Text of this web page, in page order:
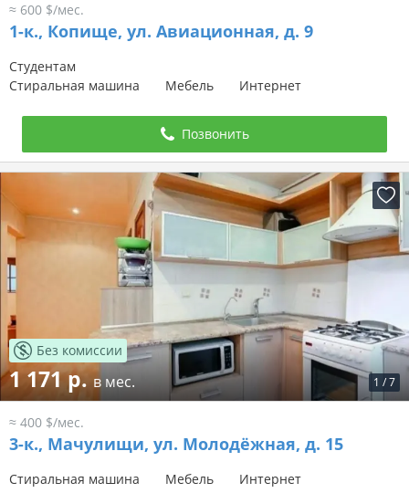
≈ 600 $/мес.
1-к., Копище, ул. Авиационная, д. 9
Студентам
Стиральная машина
Мебель Интернет
Позвонить
1 /7
Без комиссии
1 171 р.в мес.
≈ 400 $/мес.
3-к., Мачулищи, ул. Молодёжная, д. 15
Стиральная машина Мебель Интернет